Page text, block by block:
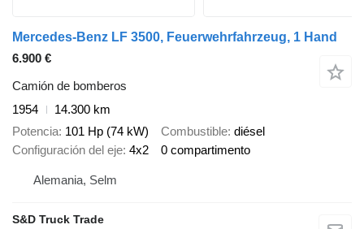
Mercedes-Benz LF 3500, Feuerwehrfahrzeug, 1 Hand
6.900 €
Camión de bomberos
1954
14.300 km
Potencia 101 Hp (74 kW) Combustible diésel
Configuración del eje 4x2 0 compartimento
Alemania, Selm
S&D Truck Trade